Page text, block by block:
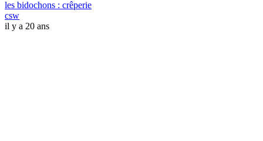
les bidochons : crêperie
csw
il y a 20 ans